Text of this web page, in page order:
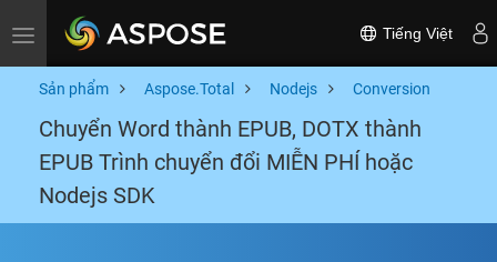
Toggle navigation Tiếng Việt
Sản phẩm Aspose.Total Nodejs Conversion
Chuyển Word thành EPUB, DOTX thành
EPUB Trình chuyển đổi MIỄN PHÍ hoặc
Nodejs SDK